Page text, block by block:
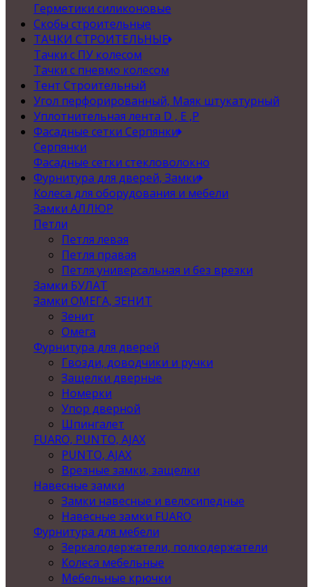
Герметики силиконовые
Скобы строительные
ТАЧКИ СТРОИТЕЛЬНЫЕ
Тачки с ПУ колесом
Тачки с пневмо колесом
Тент Строительный
Угол перфорированный, Маяк штукатурный
Уплотнительная лента D , Е ,P
Фасадные сетки Серпянки
Серпянки
Фасадные сетки стекловолокно
Фурнитура для дверей, Замки
Колеса для оборудования и мебели
Замки АЛЛЮР
Петли
Петля левая
Петля правая
Петля универсальная и без врезки
Замки БУЛАТ
Замки ОМЕГА, ЗЕНИТ
Зенит
Омега
Фурнитура для дверей
Гвозди, доводчики и ручки
Защелки дверные
Номерки
Упор дверной
Шпингалет
FUARO, PUNTO, AJAX
PUNTO, AJAX
Врезные замки, защелки
Навесные замки
Замки навесные и велосипедные
Навесные замки FUARO
Фурнитура для мебели
Зеркалодержатели, полкодержатели
Колеса мебельные
Мебельные крючки